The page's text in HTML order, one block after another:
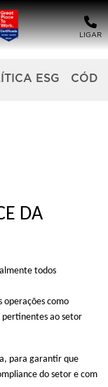
LIGAR
ESG
DA
todos
operações como
pertinentes ao setor
para garantir que
do setor e com